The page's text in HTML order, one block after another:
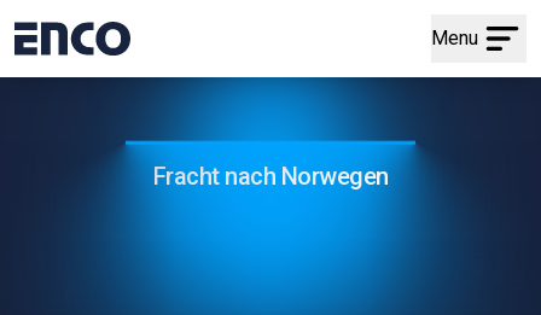
Menu
Fracht nach Norwegen